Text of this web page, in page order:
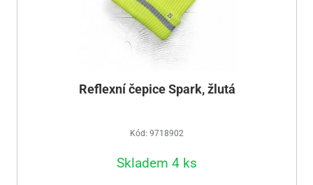
Reflexní čepice Spark, žlutá
Kód: 9718902
Skladem 4 ks